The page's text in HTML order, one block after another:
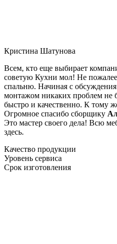
Кристина Шатунова
Всем, кто еще выбирает
советую Кухни мол! Не
спальню. Начиная с обсуждения
монтажом никаких проблем не
быстро и качественно. К тому
Огромное спасибо сборщику
Это мастер своего дела! Всю
здесь.
Качество продукции
Уровень сервиса
Срок изготовления